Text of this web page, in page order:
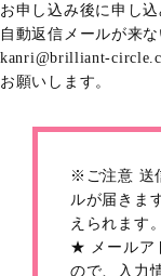
お申し込み後に申し
自動返信メールが来な
kanri@brilliant-
お願いします。
※ご注意 送
ルが届きま
えられます。
★ メールア
ので、入力